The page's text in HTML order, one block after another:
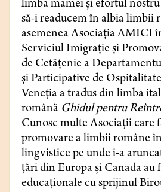
limba mamei și efortul
să-i readucem în albia limbii
asemenea Asociația AMICI
Serviciul Imigrație și
de Cetățenie a
și Participative de
Veneția a tradus din limba
română Ghidul pentru
Cunosc multe Asociații care
promovare a limbii române
lingvistice pe unde i-a
țări din Europa și Canada au
educaționale cu sprijinul